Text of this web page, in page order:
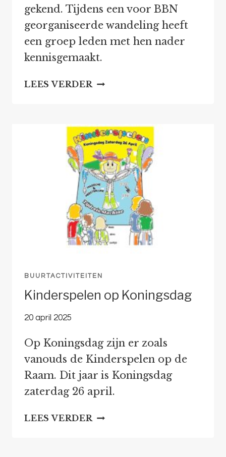
gekend. Tijdens een voor BBN
georganiseerde wandeling heeft
een groep leden met hen nader
kennisgemaakt.
LEES VERDER GESLAAGDE
BUURTACTIVITEITEN
Kinderspelen op Koningsdag
20 april 2025
Op Koningsdag zijn er zoals
vanouds de Kinderspelen op de
Raam. Dit jaar is Koningsdag
zaterdag 26 april.
LEES VERDER KINDERSPELEN